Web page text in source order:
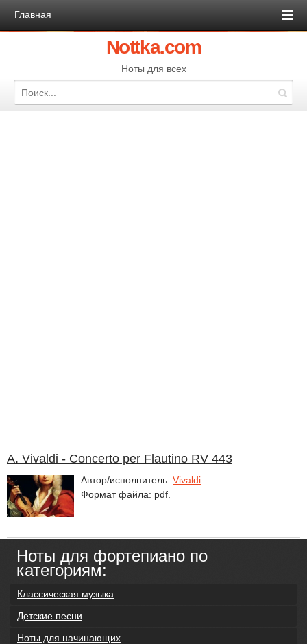
Главная
Nottka.com
Ноты для всех
A. Vivaldi - Concerto per Flautino RV 443
Автор/исполнитель: Vivaldi
Формат файла: pdf.
Ноты для фортепиано по
категориям:
Классическая музыка
Детские песни
Ноты для начинающих